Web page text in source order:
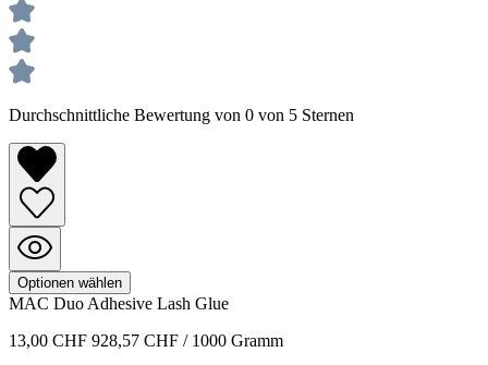
Durchschnittliche Bewertung von 0 von 5 Sternen
Optionen wählen
MAC Duo Adhesive Lash Glue
13,00 CHF 928,57 CHF / 1000 Gramm